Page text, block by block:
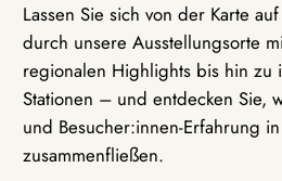
Lassen Sie sich von der Karte
durch unsere Ausstellungsorte
regionalen Highlights bis hin zu
Stationen – und entdecken Sie,
und Besucher:innen-Erfahrung
zusammenfließen.